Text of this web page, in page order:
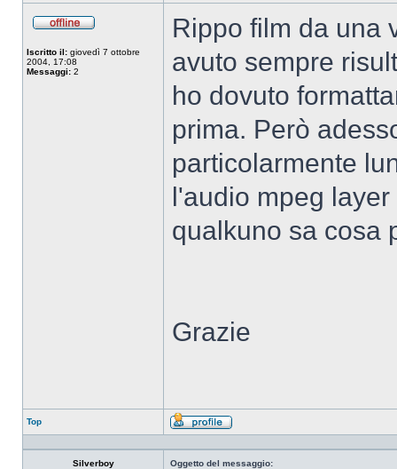
Iscritto il: giovedì 7 ottobre
2004, 17:08
Messaggi: 2
Rippo film da una
avuto sempre
ho dovuto
prima. Però
particolarmente
l'audio mpeg
qualkuno sa cosa
Grazie
Top
Profilo
Silverboy Oggetto del messaggio: